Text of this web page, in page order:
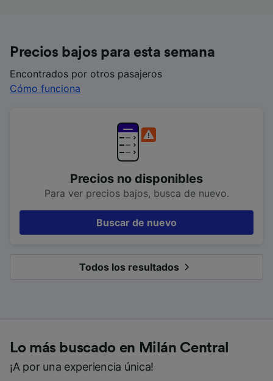
Precios bajos para esta semana
Encontrados por otros pasajeros
Cómo funciona
Precios no disponibles
Para ver precios bajos, busca de nuevo.
Buscar de nuevo
Todos los resultados
Lo más buscado en Milán Central
¡A por una experiencia única!